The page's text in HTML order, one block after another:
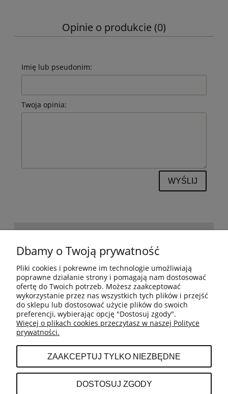
Opinie o produkcie (0)
Imię lub pseudonim:
Twoja opinia:
WYŚLIJ
BESTSELLERY
MOJE KONTO
INFORMACJE
Dbamy o Twoją prywatność
Pliki cookies i pokrewne im technologie umożliwiają
poprawne działanie strony i pomagają nam dostosować
ofertę do Twoich potrzeb. Możesz zaakceptować
wykorzystanie przez nas wszystkich tych plików i przejść
do sklepu lub dostosować użycie plików do swoich
preferencji, wybierając opcję "Dostosuj zgody".
Więcej o plikach cookies przeczytasz w naszej Polityce
prywatności.
ZAAKCEPTUJ TYLKO NIEZBĘDNE
DOSTOSUJ ZGODY